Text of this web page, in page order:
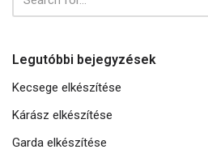
Legutóbbi bejegyzések
Kecsege elkészítése
Kárász elkészítése
Garda elkészítése